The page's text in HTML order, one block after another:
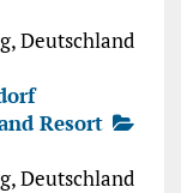
Deutschland
Resort
Deutschland